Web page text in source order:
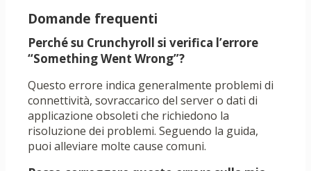
Domande frequenti
Perché su Crunchyroll si verifica l’errore
“Something Went Wrong”?
Questo errore indica generalmente problemi di
connettività, sovraccarico del server o dati di
applicazione obsoleti che richiedono la
risoluzione dei problemi. Seguendo la guida,
puoi alleviare molte cause comuni.